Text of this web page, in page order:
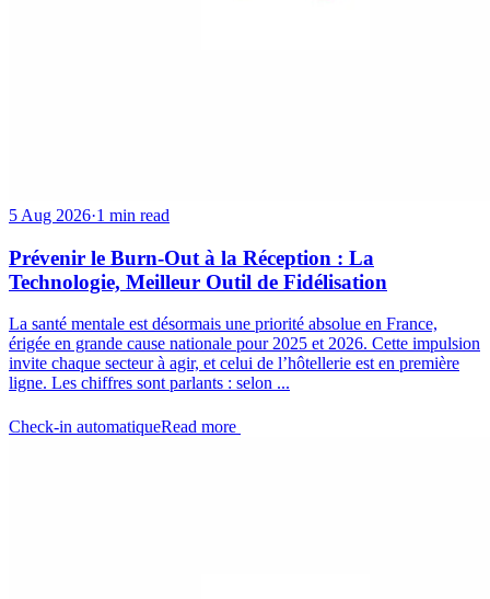
5 Aug 2026·1 min read
Prévenir le Burn-Out à la Réception : La
Technologie, Meilleur Outil de Fidélisation
La santé mentale est désormais une priorité absolue en France,
érigée en grande cause nationale pour 2025 et 2026. Cette impulsion
invite chaque secteur à agir, et celui de l’hôtellerie est en première
ligne. Les chiffres sont parlants : selon ...
Check-in automatiqueRead more